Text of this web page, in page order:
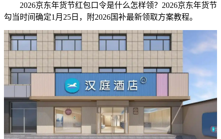
2026京东年货节红包口令是什么怎样领？2026京东年货节
勾当时间确定1月25日，附2026国补最新领取方案教程。